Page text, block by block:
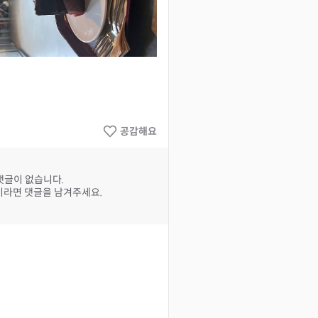
공감해요
글이 없습니다.
면 댓글을 남겨주세요.